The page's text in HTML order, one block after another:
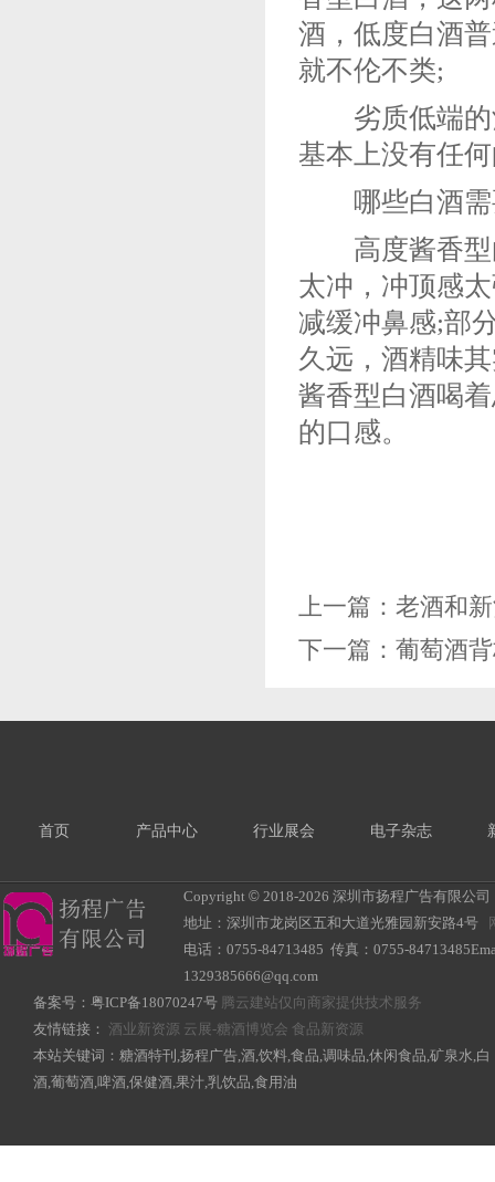
酒，低度白酒
就不伦不类;
劣质低端的
基本上没有任
哪些白酒需
高度酱香型
太冲，冲顶感
减缓冲鼻感;部
久远，酒精味
酱香型白酒喝
的口感。
上一篇： 老酒和
下一篇： 葡萄酒
首页 产品中心 行业展会 电子杂志
Copyright © 2018-2026 深圳市扬程广告有限公
地址：深圳市龙岗区五和大道光雅园新安路4号
电话：0755-84713485 传真：0755-
1329385666@qq.com
备案号： 粤ICP备18070247号 腾云建站仅向商家提供技术服务
友情链接： 酒业新资源 云展-糖酒博览会 食品新资源
本站关键词：糖酒特刊,扬程广告,酒,饮料,食品,调味品,休闲食品,矿泉水,白
酒,葡萄酒,啤酒,保健酒,果汁,乳饮品,食用油